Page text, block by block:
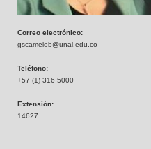
Correo electrónico:
gscamelob@unal.edu.co
Teléfono:
+57 (1) 316 5000
Extensión:
14627